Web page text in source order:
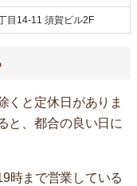
目14-11 須賀ビル2F
くと定休日がありま
と、都合の良い日に
時まで営業している